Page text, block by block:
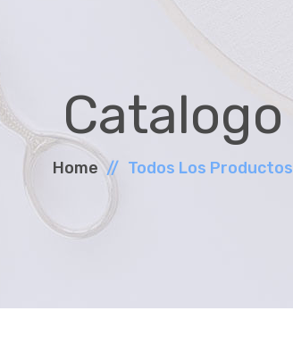
Catalogo
Home Todos Los Productos